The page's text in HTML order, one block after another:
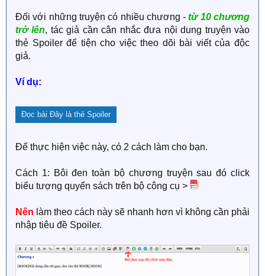
Đối với những truyện có nhiều chương -từ 10 chương
trở lên, tác giả cần cân nhắc đưa nội dung truyện vào
thẻ Spoiler để tiện cho việc theo dõi bài viết của độc
giả.
Ví dụ:
Đọc bài Đây là thẻ Spoiler
Để thực hiện việc này, có 2 cách làm cho bạn.
Cách 1: Bôi đen toàn bộ chương truyện sau đó click
biểu tượng quyển sách trên bộ công cụ >
Nên làm theo cách này sẽ nhanh hơn vì không cần phải
nhập tiêu đề Spoiler.